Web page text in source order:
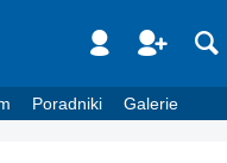
Poradniki Galerie